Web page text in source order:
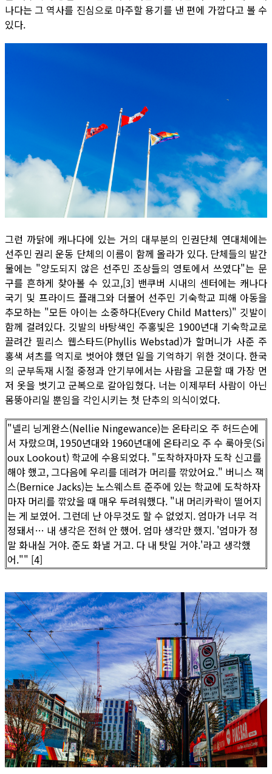
나다는 그 역사를 진심으로 마주할 용기를 낸 편에 가깝다고 볼 수
있다.
그런 까닭에 캐나다에 있는 거의 대부분의 인권단체 연대체에는
선주민 권리 운동 단체의 이름이 함께 올라가 있다. 단체들의 발간
물에는 "양도되지 않은 선주민 조상들의 영토에서 쓰였다"는 문
구를 흔하게 찾아볼 수 있고,[3] 밴쿠버 시내의 센터에는 캐나다
국기 및 프라이드 플래그와 더불어 선주민 기숙학교 피해 아동을
추모하는 "모든 아이는 소중하다(Every Child Matters)" 깃발이
함께 걸려있다. 깃발의 바탕색인 주홍빛은 1900년대 기숙학교로
끌려간 필리스 웹스타드(Phyllis Webstad)가 할머니가 사준 주
홍색 셔츠를 억지로 벗어야 했던 일을 기억하기 위한 것이다. 한국
의 군부독재 시절 중정과 안기부에서는 사람을 고문할 때 가장 먼
저 옷을 벗기고 군복으로 갈아입혔다. 너는 이제부터 사람이 아닌
몸뚱아리일 뿐임을 각인시키는 첫 단추의 의식이었다.
"넬리 닝게완스(Nellie Ningewance)는 온타리오 주 허드슨에
서 자랐으며, 1950년대와 1960년대에 온타리오 주 수 룩아웃(Si
oux Lookout) 학교에 수용되었다. "도착하자마자 도착 신고를
해야 했고, 그다음에 우리를 데려가 머리를 깎았어요." 버니스 잭
스(Bernice Jacks)는 노스웨스트 준주에 있는 학교에 도착하자
마자 머리를 깎았을 때 매우 두려워했다. "내 머리카락이 떨어지
는 게 보였어. 그런데 난 아무것도 할 수 없었지. 엄마가 너무 걱
정돼서… 내 생각은 전혀 안 했어. 엄마 생각만 했지. '엄마가 정
말 화내실 거야. 준도 화낼 거고. 다 내 탓일 거야.'라고 생각했
어."" [4]